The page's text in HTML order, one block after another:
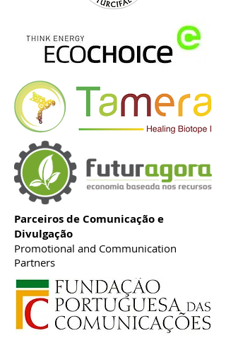
Parceiros de Comunicação e
Divulgação
Promotional and Communication
Partners